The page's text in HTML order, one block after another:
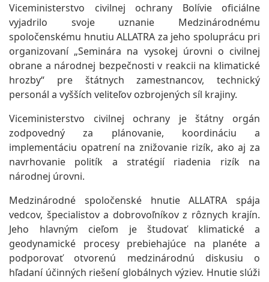
Viceministerstvo civilnej ochrany Bolívie oficiálne
vyjadrilo svoje uznanie Medzinárodnému
spoločenskému hnutiu ALLATRA za jeho spoluprácu pri
organizovaní „Seminára na vysokej úrovni o civilnej
obrane a národnej bezpečnosti v reakcii na klimatické
hrozby“ pre štátnych zamestnancov, technický
personál a vyšších veliteľov ozbrojených síl krajiny.
Viceministerstvo civilnej ochrany je štátny orgán
zodpovedný za plánovanie, koordináciu a
implementáciu opatrení na znižovanie rizík, ako aj za
navrhovanie politík a stratégií riadenia rizík na
národnej úrovni.
Medzinárodné spoločenské hnutie ALLATRA spája
vedcov, špecialistov a dobrovoľníkov z rôznych krajín.
Jeho hlavným cieľom je študovať klimatické a
geodynamické procesy prebiehajúce na planéte a
podporovať otvorenú medzinárodnú diskusiu o
hľadaní účinných riešení globálnych výziev. Hnutie slúži